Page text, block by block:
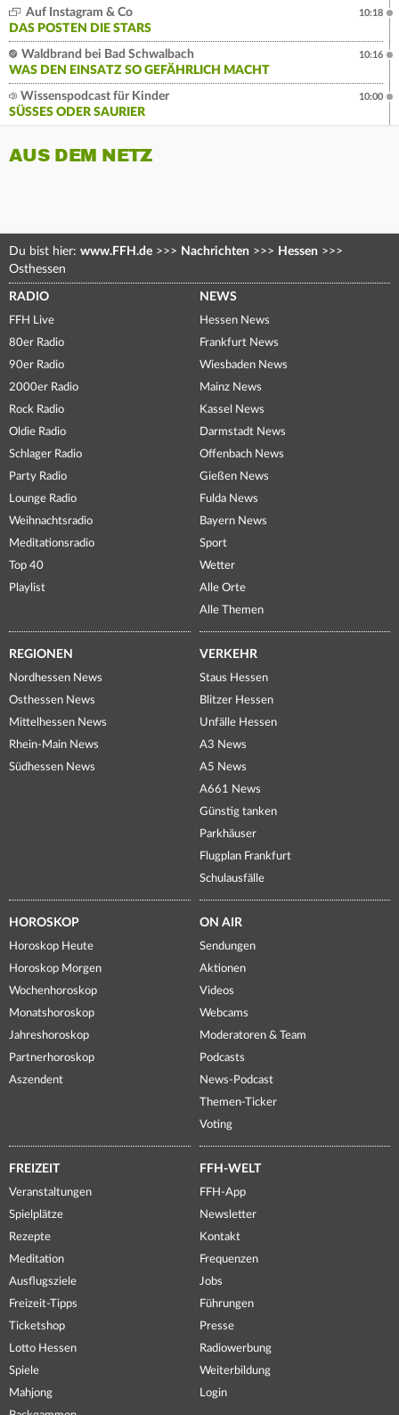
Auf Instagram & Co
DAS POSTEN DIE STARS
10:18
Waldbrand bei Bad Schwalbach
WAS DEN EINSATZ SO GEFÄHRLICH MACHT
10:16
Wissenspodcast für Kinder
SÜSSES ODER SAURIER
10:00
AUS DEM NETZ
Du bist hier: www.FFH.de >>> Nachrichten >>> Hessen >>>
Osthessen
RADIO
FFH Live
80er Radio
90er Radio
2000er Radio
Rock Radio
Oldie Radio
Schlager Radio
Party Radio
Lounge Radio
Weihnachtsradio
Meditationsradio
Top 40
Playlist
NEWS
Hessen News
Frankfurt News
Wiesbaden News
Mainz News
Kassel News
Darmstadt News
Offenbach News
Gießen News
Fulda News
Bayern News
Sport
Wetter
Alle Orte
Alle Themen
REGIONEN
Nordhessen News
Osthessen News
Mittelhessen News
Rhein-Main News
Südhessen News
VERKEHR
Staus Hessen
Blitzer Hessen
Unfälle Hessen
A3 News
A5 News
A661 News
Günstig tanken
Parkhäuser
Flugplan Frankfurt
Schulausfälle
HOROSKOP
Horoskop Heute
Horoskop Morgen
Wochenhoroskop
Monatshoroskop
Jahreshoroskop
Partnerhoroskop
Aszendent
ON AIR
Sendungen
Aktionen
Videos
Webcams
Moderatoren & Team
Podcasts
News-Podcast
Themen-Ticker
Voting
FREIZEIT
Veranstaltungen
Spielplätze
Rezepte
Meditation
Ausflugsziele
Freizeit-Tipps
Ticketshop
Lotto Hessen
Spiele
Mahjong
FFH-WELT
FFH-App
Newsletter
Kontakt
Frequenzen
Jobs
Führungen
Presse
Radiowerbung
Weiterbildung
Login